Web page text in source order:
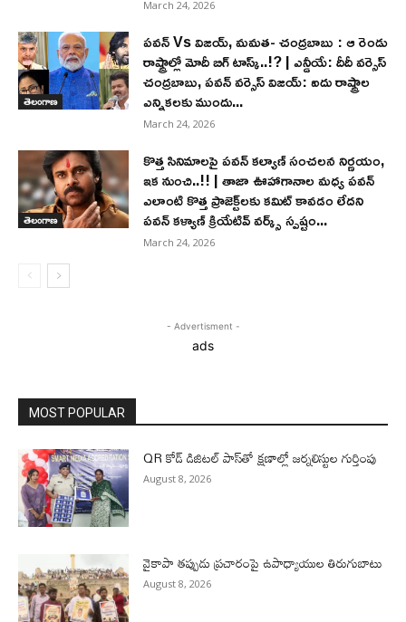
March 24, 2026
తెలంగాణ
పవన్ Vs విజయ్, మమత- చంద్రబాబు : ఆ రెండు
రాష్ట్రాల్లో మోదీ బిగ్ టాస్క్..!? | ఎన్డీయే: దీదీ వర్సెస్
చంద్రబాబు, పవన్ వర్సెస్ విజయ్: ఐదు రాష్ట్రాల
ఎన్నికలకు ముందు...
March 24, 2026
తెలంగాణ
కొత్త సినిమాలపై పవన్ కల్యాణ్‌ సంచలన నిర్ణయం,
ఇక నుంచి..!! | తాజా ఊహాగానాల మధ్య పవన్
ఎలాంటి కొత్త ప్రాజెక్ట్‌లకు కమిట్ కావడం లేదని
పవన్ కళ్యాణ్ క్రియేటివ్ వర్క్స్ స్పష్టం...
March 24, 2026
- Advertisment -
ads
MOST POPULAR
QR కోడ్ డిజిటల్ పాస్‌తో క్షణాల్లో జర్నలిస్టుల గుర్తింపు
August 8, 2026
వైకాపా తప్పుడు ప్రచారంపై ఉపాధ్యాయుల తిరుగుబాటు
August 8, 2026